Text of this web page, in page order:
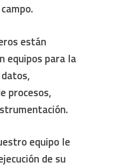
están
equipos para la
procesos,
equipo le
de su